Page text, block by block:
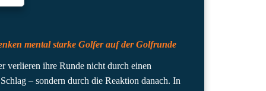
mental starke Golfer auf der Golfrunde
verlieren ihre Runde nicht durch einen
– sondern durch die Reaktion danach. In